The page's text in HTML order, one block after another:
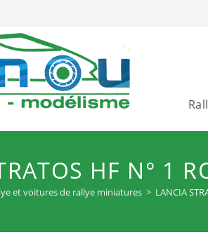
HF N° 1
et voitures de rallye miniatures > LANCIA